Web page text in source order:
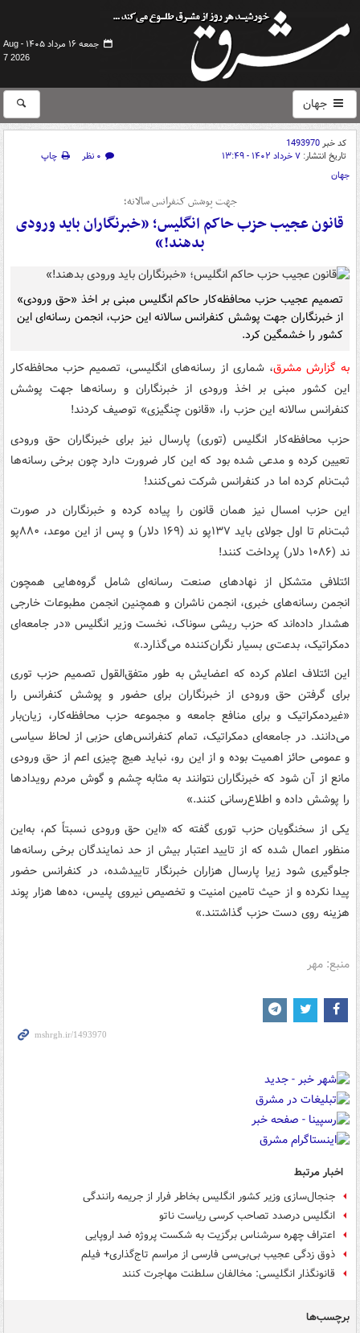
جمعه ۱۶ مرداد ۱۴۰۵ -
Aug
7 2026
جهان
کد خبر1493970
تاریخ انتشار: ۷ خرداد ۱۴۰۲ - ۱۳:۴۹ ۰ نظر
چاپ
جهان
جهت پوشش کنفرانس سالانه؛
قانون عجیب حزب حاکم انگلیس؛ «خبرنگاران باید ورودی
بدهند!»
تصمیم عجیب حزب محافظه‌کار حاکم انگلیس مبنی بر اخذ «حق ورودی»
از خبرنگاران جهت پوشش کنفرانس سالانه این حزب، انجمن رسانه‌ای این
کشور را خشمگین کرد.
به گزارش مشرق، شماری از رسانه‌های انگلیسی، تصمیم حزب محافظه‌کار
این کشور مبنی بر اخذ ورودی از خبرنگاران و رسانه‌ها جهت پوشش
کنفرانس سالانه این حزب را، «قانون چنگیزی» توصیف کردند!
حزب محافظه‌کار انگلیس (توری) پارسال نیز برای خبرنگاران حق ورودی
تعیین کرده و مدعی شده بود که این کار ضرورت دارد چون برخی رسانه‌ها
ثبت‌نام کرده اما در کنفرانس شرکت نمی‌کنند!
این حزب امسال نیز همان قانون را پیاده کرده و خبرنگاران در صورت
ثبت‌نام تا اول جولای باید ۱۳۷پو ند (۱۶۹ دلار) و پس از این موعد، ۸۸۰پو
ند (۱۰۸۶ دلار) پرداخت کنند!
ائتلافی متشکل از نهادهای صنعت رسانه‌ای شامل گروه‌هایی همچون
انجمن رسانه‌های خبری، انجمن ناشران و همچنین انجمن مطبوعات خارجی
هشدار داده‌اند که حزب ریشی سوناک، نخست وزیر انگلیس «در جامعه‌ای
دمکراتیک، بدعت‌ی بسیار نگران‌کننده می‌گذارد.»
این ائتلاف اعلام کرده که اعضایش به طور متفق‌القول تصمیم حزب توری
برای گرفتن حق ورودی از خبرنگاران برای حضور و پوشش کنفرانس را
«غیردمکراتیک و برای منافع جامعه و مجموعه حزب محافظه‌کار، زیان‌بار
می‌دانند. در جامعه‌ای دمکراتیک، تمام کنفرانس‌های حزبی از لحاظ سیاسی
و عمومی حائز اهمیت بوده و از این رو، نباید هیچ چیزی اعم از حق ورودی
مانع از آن شود که خبرنگاران نتوانند به مثابه چشم و گوش مردم رویدادها
را پوشش داده و اطلاع‌رسانی کنند.»
یکی از سخنگویان حزب توری گفته که «این حق ورودی نسبتاً کم، به‌این
منظور اعمال شده که از تایید اعتبار بیش از حد نمایندگان برخی رسانه‌ها
جلوگیری شود زیرا پارسال هزاران خبرنگار تاییدشده، در کنفرانس حضور
پیدا نکرده و از حیث تامین امنیت و تخصیص نیروی پلیس، ده‌ها هزار پوند
هزینه روی دست حزب گذاشتند.»
منبع: مهر
اخبار مرتبط
جنجال‌سازی وزیر کشور انگلیس بخاطر فرار از جریمه رانندگی
انگلیس درصدد تصاحب کرسی ریاست ناتو
اعتراف چهره سرشناس برگزیت به شکست پروژه ضد اروپایی
ذوق زدگی عجیب بی‌بی‌سی فارسی از مراسم تاج‌گذاری+ فیلم
قانونگذار انگلیسی: مخالفان سلطنت مهاجرت کنند
برچسب‌ها